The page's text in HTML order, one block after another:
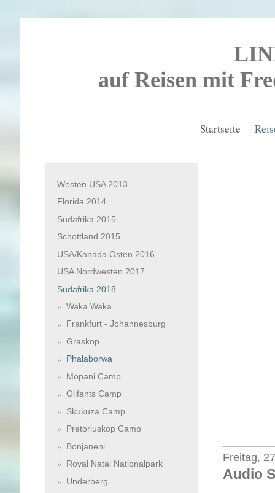
auf Reisen mit
Startseite
Freitag,
Audio
Westen USA 2013
Florida 2014
Südafrika 2015
Schottland 2015
USA/Kanada Osten 2016
USA Nordwesten 2017
Südafrika 2018
Waka Waka
Frankfurt - Johannesburg
Graskop
Phalaborwa
Mopani Camp
Olifants Camp
Skukuza Camp
Pretoriuskop Camp
Bonjaneni
Royal Natal Nationalpark
Underberg